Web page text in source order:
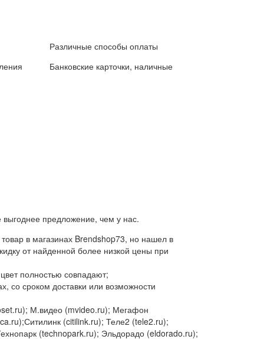
Различные способы оплаты
Банковские карточки, наличные
предложение, чем у нас.
в магазинах Brendshop73, но нашел в
от найденной более низкой цены при
полностью совпадают;
со сроком доставки или возможности
М.видео (mvideo.ru); Мегафон
(citilink.ru); Теле2 (tele2.ru);
(technopark.ru); Эльдорадо (eldorado.ru);